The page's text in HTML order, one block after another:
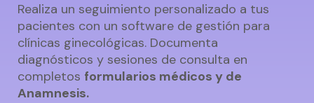
Realiza un seguimiento personalizado a tus
pacientes con un software de gestión para
clínicas ginecológicas. Documenta
diagnósticos y sesiones de consulta en
completos formularios médicos y de
Anamnesis.